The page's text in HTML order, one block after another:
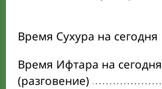
Время Сухура на сегодня
Время Ифтара на сегодня
(разговение)